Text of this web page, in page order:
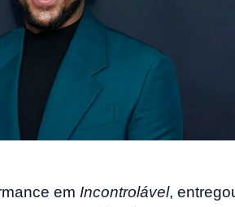
em Incontrolável,